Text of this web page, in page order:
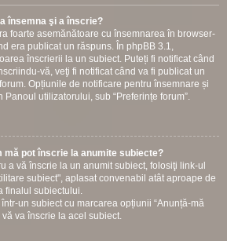
însemna şi a înscrie?
foarte asemănătoare cu însemnarea în browser-
era publicat un răspuns. În phpBB 3.1,
înscrierii la un subiect. Puteți fi notificat când
vă, veţi fi notificat când va fi publicat un
Opțiunile de notificare pentru însemnare și
utilizatorului, sub “Preferințe forum”.
mă pot înscrie la anumite subiecte?
a vă înscrie la un anumit subiect, folosiţi link-ul
subiect", aplasat convenabil atât aproape de
finalul subiectului.
un subiect cu marcarea opțiunii “Anunță-mă
va înscrie la acel subiect.